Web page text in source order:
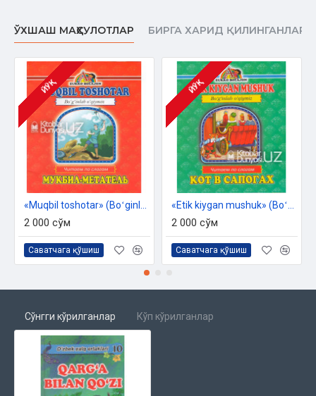
ЎХШАШ МАҲСУЛОТЛАР БИРГА ХАРИД ҚИЛИНГАНЛАР
ЙЎҚ
2 000 сўм
Саватчага қўшиш
ЙЎҚ
2 000 сўм
Саватчага қўшиш
Сўнгги кўрилганлар Кўп кўрилганлар